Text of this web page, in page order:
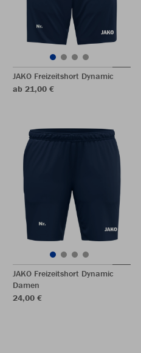
JAKO Freizeitshort Dynamic
ab 21,00 €
JAKO Freizeitshort Dynamic
Damen
24,00 €